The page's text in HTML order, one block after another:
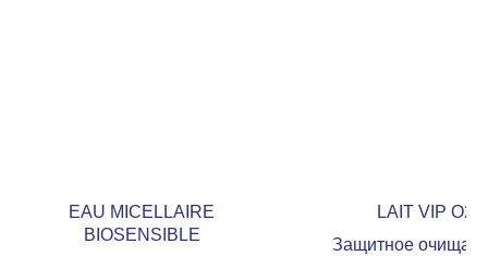
EAU MICELLAIRE
BIOSENSIBLE
LAIT VIP O2
Защитное